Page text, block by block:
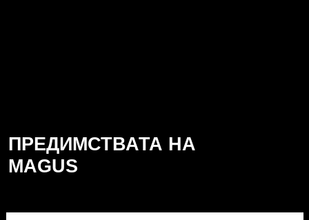
ПРЕДИМСТВАТА НА
MAGUS